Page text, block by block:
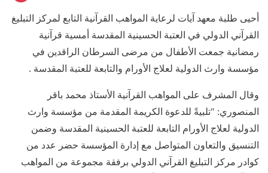
أحيى طلبة معهد آيات لرعاية المواهب القرآنية التابع لمركز التبليغ
القرآني الدولي في العتبة الحسينية المقدسة أمسية قرآنية
رمضانية جمعت الأطفال من مرضى السرطان الراقدين في
مؤسسة وارث الدولية لعلاج الأورام والتابعة للعتبة المقدسة .
وقال المشرف على المواهب القرآنية الأستاذ محمد باقر
المنصوري: "تلبيةً للدعوة الكريمة المقدمة من مؤسسة وارث
الدولية لعلاج الأورام التابعة للعتبة الحسينية المقدسة وضمن
التنسيق والتعاون المتواصل مع إدارة المؤسسة حضر عدد من
كوادر مركز التبليغ القرآني الدولي برفقة مجموعة من المواهب